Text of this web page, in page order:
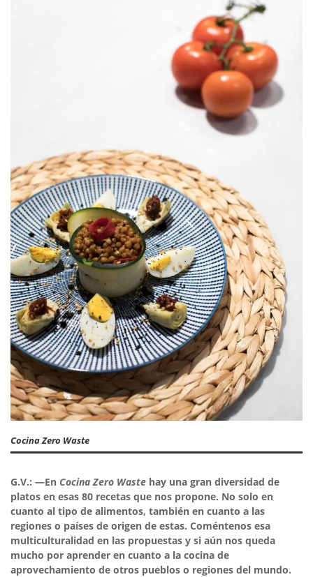
Cocina Zero Waste
G.V.: —En Cocina Zero Waste hay una gran diversidad de
platos en esas 80 recetas que nos propone. No solo en
cuanto al tipo de alimentos, también en cuanto a las
regiones o países de origen de estas. Coméntenos esa
multiculturalidad en las propuestas y si aún nos queda
mucho por aprender en cuanto a la cocina de
aprovechamiento de otros pueblos o regiones del mundo.